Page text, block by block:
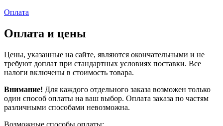
Оплата
Оплата и цены
Цены, указанные на сайте, являются окончательными и не
требуют доплат при стандартных условиях поставки. Все
налоги включены в стоимость товара.
Внимание! Для каждого отдельного заказа возможен только
один способ оплаты на ваш выбор. Оплата заказа по частям
различными способами невозможна.
Возможные способы оплаты: